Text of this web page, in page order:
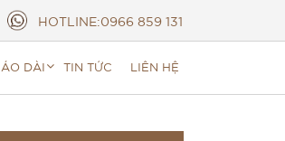
HOTLINE:0966 859 131
ÁO DÀI TIN TỨC LIÊN HỆ